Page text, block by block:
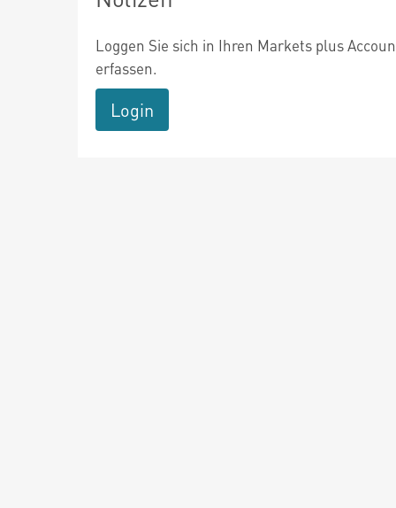
Loggen Sie sich in Ihren Markets plus
erfassen.
Login